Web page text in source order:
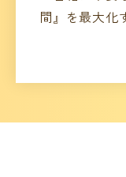
間』を最大化